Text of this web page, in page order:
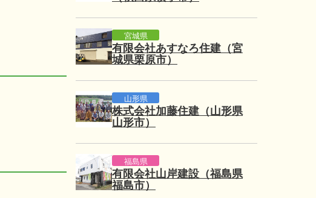
宮城県
有限会社あすなろ住建（宮
城県栗原市）
山形県
株式会社加藤住建（山形県
山形市）
福島県
有限会社山岸建設（福島県
福島市）